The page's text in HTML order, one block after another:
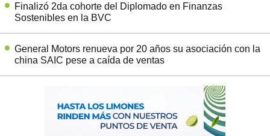
Finalizó 2da cohorte del Diplomado en Finanzas
Sostenibles en la BVC
General Motors renueva por 20 años su asociación con la
china SAIC pese a caída de ventas